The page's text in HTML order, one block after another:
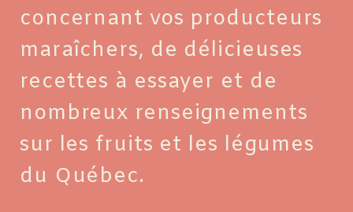
concernant vos producteurs
maraîchers, de délicieuses
recettes à essayer et de
nombreux renseignements
sur les fruits et les légumes
du Québec.